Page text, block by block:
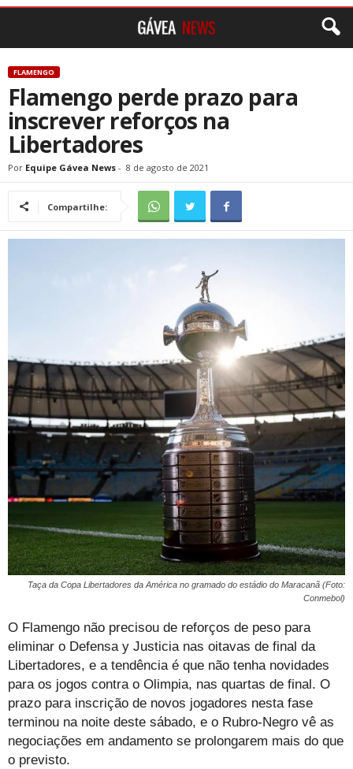
FLAMENGO
Flamengo perde prazo para
inscrever reforços na
Libertadores
Por Equipe Gávea News - 8 de agosto de 2021
Compartilhe:
Taça da Copa Libertadores da América no gramado do estádio do Maracanã (Foto:
Conmebol)
O Flamengo não precisou de reforços de peso para
eliminar o Defensa y Justicia nas oitavas de final da
Libertadores, e a tendência é que não tenha novidades
para os jogos contra o Olimpia, nas quartas de final. O
prazo para inscrição de novos jogadores nesta fase
terminou na noite deste sábado, e o Rubro-Negro vê as
negociações em andamento se prolongarem mais do que
o previsto.